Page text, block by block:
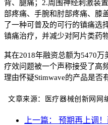
背、腿痛；2.周围神经刺激装
部疼痛、手腕和肘部疼痛、膝
了一种可普及的可行的镇痛选
镇痛治疗，并减少对阿片类药
其在2018年融资总额为5470万
疗效问题被一个声称接受了高
理由怀疑Stimwave的产品是否
文章来源：医疗器械创新网网
上一篇： 预期再上调